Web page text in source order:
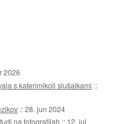
2026
s katerimikoli slušalkami ::
::28. jun 2024
na fotografijah :: 12. jul